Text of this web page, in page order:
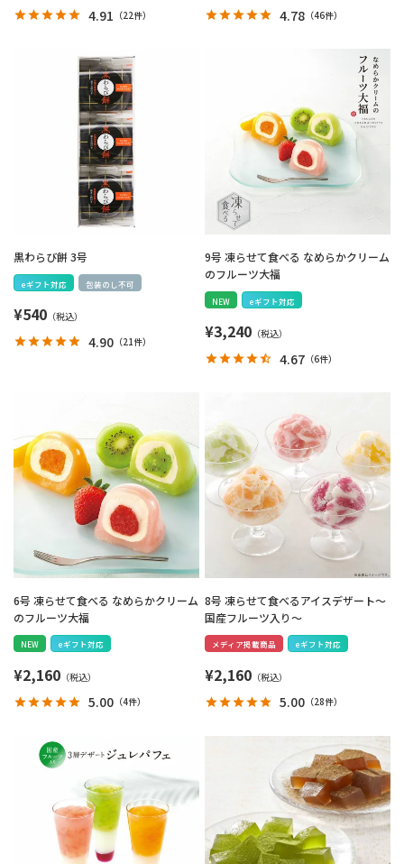
4.91 （22件） 4.78 （46件）
黒わらび餅 3号
eギフト対応 包装のし不可
¥540
4.90 （21件）
9号 凍らせて食べる なめらかクリーム
のフルーツ大福
NEW eギフト対応
¥3,240
4.67 （6件）
6号 凍らせて食べる なめらかクリーム
のフルーツ大福
NEW eギフト対応
¥2,160
5.00 （4件）
8号 凍らせて食べるアイスデザート～
国産フルーツ入り～
メディア掲載商品 eギフト対応
¥2,160
5.00 （28件）